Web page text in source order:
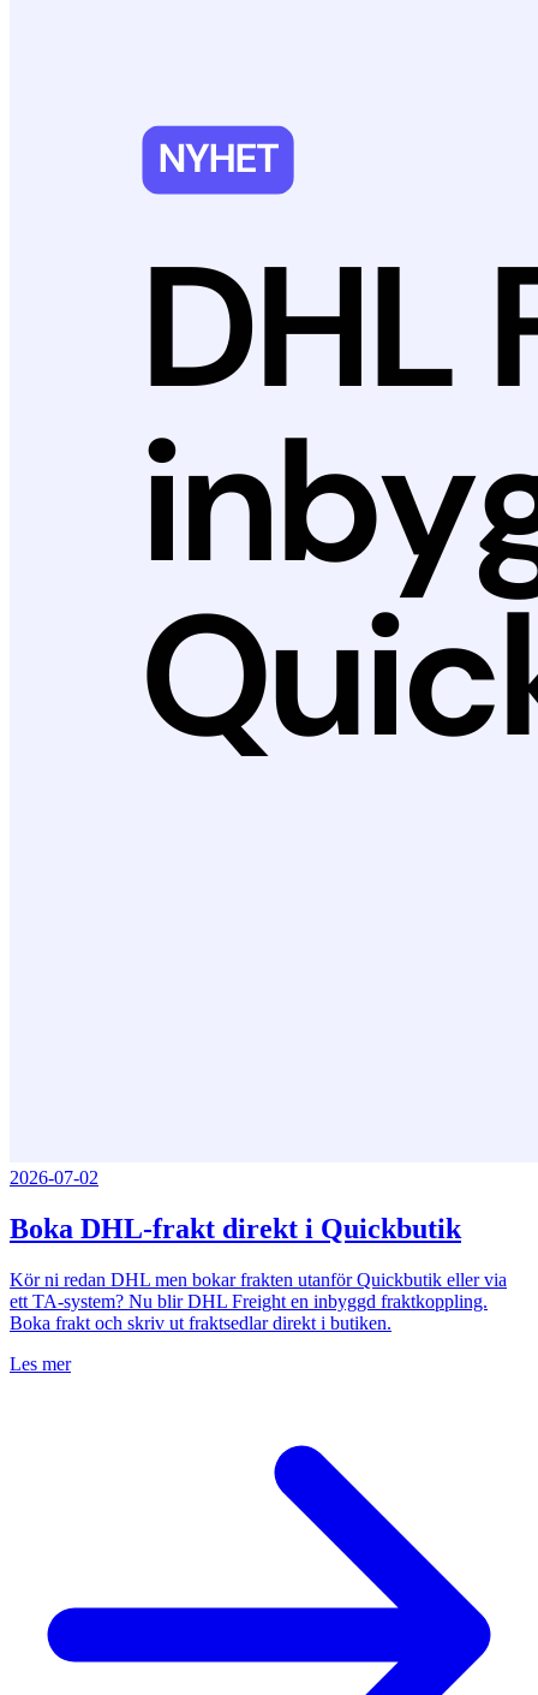
2026-07-02
Boka DHL-frakt direkt i Quickbutik
Kör ni redan DHL men bokar frakten utanför Quickbutik eller via
ett TA-system? Nu blir DHL Freight en inbyggd fraktkoppling.
Boka frakt och skriv ut fraktsedlar direkt i butiken.
Les mer